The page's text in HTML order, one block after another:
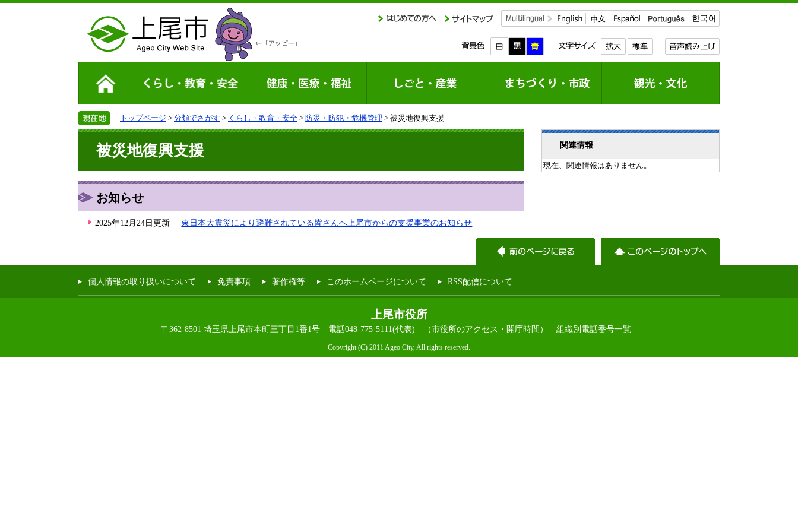
トップページ > 分類でさがす > くらし・教育・安全 > 防災・防犯・危機管理 > 被災地復興支援
被災地復興支援
お知らせ
2025年12月24日更新 東日本大震災により避難されている皆さんへ上尾市からの支援事業のお知らせ
関連情報
現在、関連情報はありません。
個人情報の取り扱いについて 免責事項 著作権等 このホームページについて RSS配信について
上尾市役所
〒362-8501 埼玉県上尾市本町三丁目1番1号 電話048-775-5111(代表) （市役所のアクセス・開庁時間） 組織別電話番号一覧
Copyright (C) 2011 Ageo City, All rights reserved.